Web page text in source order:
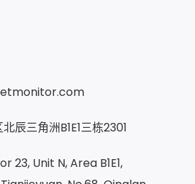
辰三角洲B1E1三栋2301
23, Unit N, Area B1E1,